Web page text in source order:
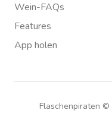
Wein-FAQs
Features
App holen
Flaschenpiraten ©